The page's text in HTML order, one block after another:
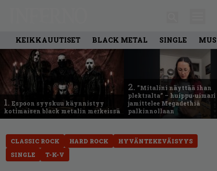
KEIKKAUUTISET BLACK METAL SINGLE
1. Espoon syyskuu käynnistyy
kotimaisen black metalin merkeissä
2. ”Mitalini näyttää ihan
plektralta” – huippu-uimari
jamittelee Megadethiä
palkinnollaan
CLASSIC ROCK HARD ROCK
HYVÄNTEKEVÄISYYS
SINGLE
T-K-V